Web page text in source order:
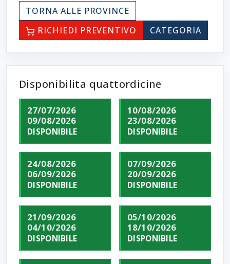
TORNA ALLE PROVINCE
RICHIEDI PREVENTIVO
CATEGORIA
Disponibilita quattordicine
27/07/2026
09/08/2026
DISPONIBILE
10/08/2026
23/08/2026
DISPONIBILE
24/08/2026
06/09/2026
DISPONIBILE
07/09/2026
20/09/2026
DISPONIBILE
21/09/2026
04/10/2026
DISPONIBILE
05/10/2026
18/10/2026
DISPONIBILE